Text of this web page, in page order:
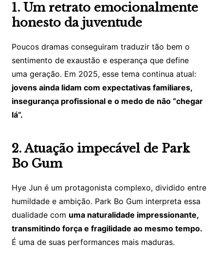
1. Um retrato emocionalmente
honesto da juventude
Poucos dramas conseguiram traduzir tão bem o
sentimento de exaustão e esperança que define
uma geração. Em 2025, esse tema continua atual:
jovens ainda lidam com expectativas familiares,
insegurança profissional e o medo de não “chegar
lá”.
2. Atuação impecável de Park
Bo Gum
Hye Jun é um protagonista complexo, dividido entre
humildade e ambição. Park Bo Gum interpreta essa
dualidade com uma naturalidade impressionante,
transmitindo força e fragilidade ao mesmo tempo.
É uma de suas performances mais maduras.